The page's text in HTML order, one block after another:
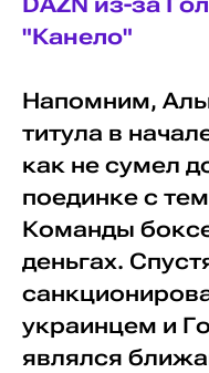
"Канело"
Напомним,
титула в
как не сумел
поединке с
Команды
деньгах.
украинцем и
являлся